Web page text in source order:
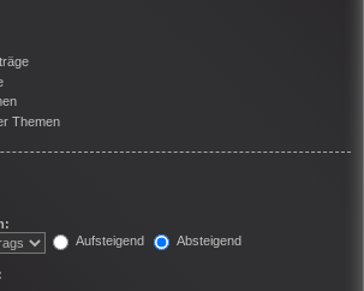
Themen
Aufsteigend
Absteigend